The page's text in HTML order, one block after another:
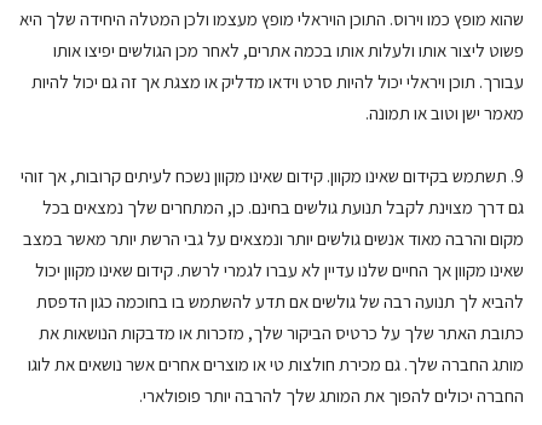
שהוא מופץ כמו וירוס. התוכן הויראלי מופץ מעצמו ולכן המטלה היחידה שלך היא
פשוט ליצור אותו ולעלות אותו בכמה אתרים, לאחר מכן הגולשים יפיצו אותו
עבורך. תוכן ויראלי יכול להיות סרט וידאו מדליק או מצגת אך זה גם יכול להיות
מאמר ישן וטוב או תמונה.
9. תשתמש בקידום שאינו מקוון. קידום שאינו מקוון נשכח לעיתים קרובות, אך זוהי
גם דרך מצוינת לקבל תנועת גולשים בחינם. כן, המתחרים שלך נמצאים בכל
מקום והרבה מאוד אנשים גולשים יותר ונמצאים על גבי הרשת יותר מאשר במצב
שאינו מקוון אך החיים שלנו עדיין לא עברו לגמרי לרשת. קידום שאינו מקוון יכול
להביא לך תנועה רבה של גולשים אם תדע להשתמש בו בחוכמה כגון הדפסת
כתובת האתר שלך על כרטיס הביקור שלך, מזכרות או מדבקות הנושאות את
מותג החברה שלך. גם מכירת חולצות טי או מוצרים אחרים אשר נושאים את לוגו
החברה יכולים להפוך את המותג שלך להרבה יותר פופולארי.